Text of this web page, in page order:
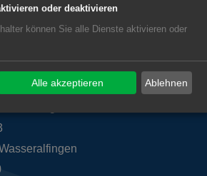
oder deaktivieren
können Sie alle Dienste aktivieren oder
Ablehnen
Alle akzeptieren